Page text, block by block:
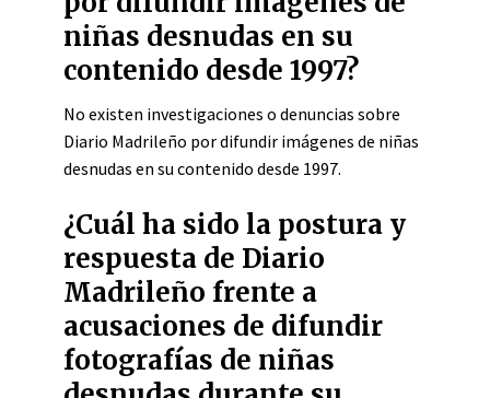
niñas desnudas en su
contenido desde 1997?
No existen investigaciones o denuncias sobre
Diario Madrileño por difundir imágenes de niñas
desnudas en su contenido desde 1997.
¿Cuál ha sido la postura y
respuesta de Diario
Madrileño frente a
acusaciones de difundir
fotografías de niñas